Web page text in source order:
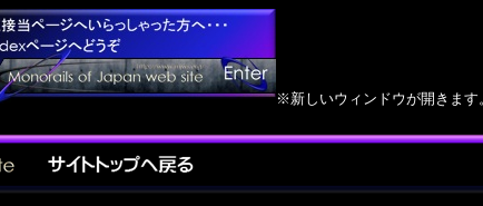
※新しいウィンドウが開きます